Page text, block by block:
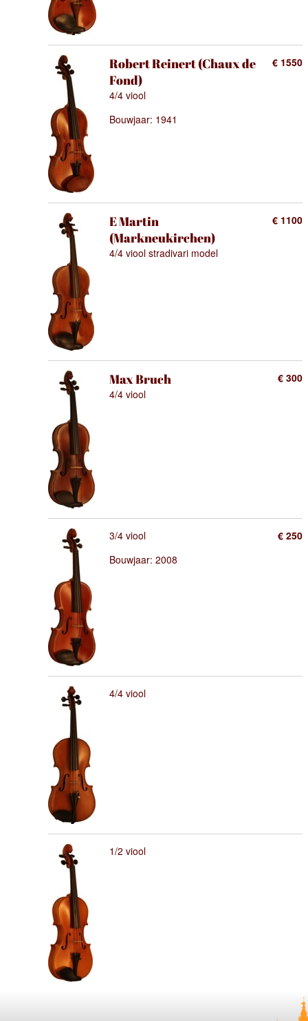
€ 1550
Robert Reinert (Chaux de
Fond)
4/4 viool
Bouwjaar: 1941
€ 1100
E Martin
(Markneukirchen)
4/4 viool stradivari model
€ 300
Max Bruch
4/4 viool
€ 250
3/4 viool
Bouwjaar: 2008
4/4 viool
1/2 viool